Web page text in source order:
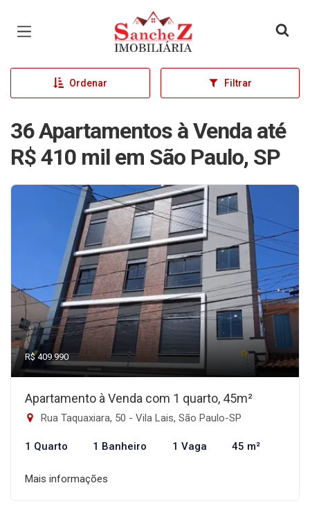
Página inicial
Ordenar Filtrar
36 Apartamentos à Venda até
R$ 410 mil em São Paulo, SP
R$ 409.990
Apartamento à Venda com 1 quarto, 45m²
Rua Taquaxiara, 50 - Vila Lais, São Paulo-SP
1 Quarto 1 Banheiro 1 Vaga 45 m²
Mais informações